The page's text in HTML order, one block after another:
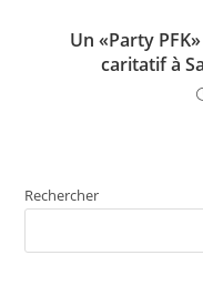
Un «Party
caritatif à
Rechercher